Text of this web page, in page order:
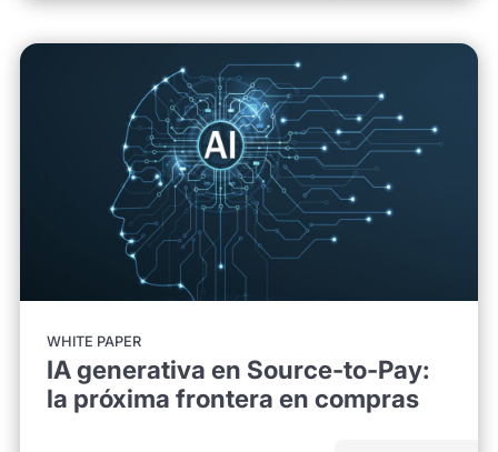
WHITE PAPER
IA generativa en Source-to-Pay:
la próxima frontera en compras